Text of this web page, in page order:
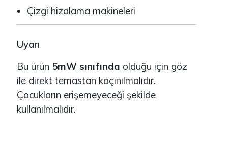
Çizgi hizalama makineleri
Uyarı
Bu ürün 5mW sınıfında olduğu için göz
ile direkt temastan kaçınılmalıdır.
Çocukların erişemeyeceği şekilde
kullanılmalıdır.